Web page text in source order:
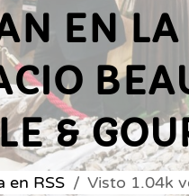
EN
&
en RSS Visto 1.04k